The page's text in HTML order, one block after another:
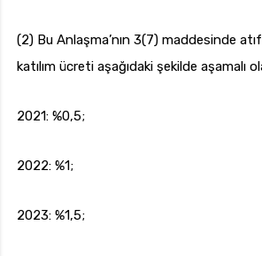
(2) Bu Anlaşma’nın 3(7) maddesinde
katılım ücreti aşağıdaki şekilde aşamalı
2021: %0,5;
2022: %1;
2023: %1,5;